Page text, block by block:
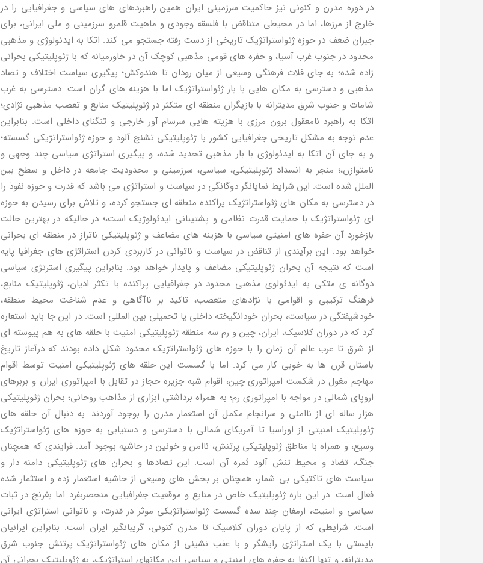
در دوره مدرن و کنونی نیز حاکمیت سرزمینی ایران همین راهبردهای های سیاسی و جغرافیایی را در
خارج از مرزها، اما در محیطی متناقض با فلسقه وجودی و ماهیت قلمرو سرزمینی و ملی ایرانی، برای
جبران ضعف در حوزه ژئواستراتژیک تاریخی از دست رفته جستجو می کند. اتکا به ایدئولوژی و مذهبی
محدود در جنوب غرب آسیا، و حفره های قومی مذهبی کوچک آن در خاورمیانه که با ژئوپلیتیکی بحرانی
زاده شده؛ به جای فلات فرهنگی وسیعی از میان رودان تا هندوکش؛ پیگیری سیاست اختلاف و تضاد
مذهبی و دسترسی به مکان هایی با بار ژئواستراتژیک اما با هزینه های گران است. دسترسی به غرب
شامات و جنوب شرق مدیترانه با بازیگران منطقه ای متکثر در ژئوپلیتیک منابع و تعصب مذهبی نژادی؛
اتکا به راهبرد نامعقول برون مرزی با هزیته هایی سرسام آور خارجی و تنگنای داخلی است. بنابراین
عدم توجه به مشکل تاریخی جغرافیایی کشور با ژئوپلیتیکی تشنج آلود و حوزه ژئواستراتژیکی گسسته؛
و به جای آن اتکا به ایدئولوژی با بار مذهبی تحدید شده، و پیگیری استراتژی سیاسی چند وجهی و
نامتوازن،؛ منجر به انسداد ژئوپلیتیکی، سیاسی، سرزمینی و محدودیت جامعه در داخل و سطح بین
الملل شده است. این شرایط نمایانگر دوگانگی در سیاست و استراتژی می باشد که قدرت و حوزه نفوذ را
در دسترسی به مکان های ژئواستراتژیک پراکنده منطقه ای جستجو کرده، و تلاش برای رسیدن به حوزه
ای ژئواستراتژیک با حمایت قدرت نظامی و پشتیبانی ایدئولوژیک است،؛ در حالیکه در بهترین حالت
بازخورد آن حفره های امنیتی سیاسی با هزینه های مضاعف و ژئوپلیتیکی ناتراز در منطقه ای بحرانی
خواهد بود. این برآیندی از تناقض در سیاست و ناتوانی در کاربردی کردن استراتژی های جغرافیا پایه
است که نتیجه آن بحران ژئوپلیتیکی مضاعف و پایدار خواهد بود. بنابراین پیگیری استرتژی سیاسی
دوگانه ی متکی به ایدئولوی مذهبی محدود در جغرافیایی پراکنده با تکثر ادیان، ژئوپلیتیک منابع،
فرهنگ ترکیبی و اقوامی با نژادهای متعصب، تاکید بر ناآگاهی و عدم شناخت محیط منطقه،
خودشیفتگی در سیاست، بحران خودانگیخته داخلی یا تحمیلی بین المللی است. در این جا باید استعاره
کرد که در دوران کلاسیک، ایران، چین و رم سه منطقه ژئوپلیتیکی امنیت با حلقه های به هم پیوسته ای
از شرق تا غرب عالم آن زمان را با حوزه های ژئواستراتژیک محدود شکل داده بودند که درآغاز تاریخ
باستان قرن ها به خوبی کار می کرد. اما با گسست این حلقه های ژئوپلیتیکی امنیت توسط اقوام
مهاجم مغول در شکست امپراتوری چین، اقوام شبه جزیره حجاز در تقابل با امپراتوری ایران و بربرهای
اروپای شمالی در مواجه با امپراتوری رم؛ به همراه برداشتی ابزاری از مذاهب روحانی؛ بحران ژئوپلیتیکی
هزار ساله ای از ناامنی و سرانجام مکمل آن استعمار مدرن را بوجود آوردند. به دنبال آن حلقه های
ژئوپلیتیک امنیتی از اوراسیا تا آمریکای شمالی با دسترسی و دستیابی به حوزه های ژئواستراتژیک
وسیع، و همراه با مناطق ژئوپلیتیکی پرتنش، ناامن و خونین در حاشیه بوجود آمد. فرایندی که همچنان
جنگ، تضاد و محیط تنش آلود ثمره آن است. این تضادها و بحران های ژئوپلیتیکی دامنه دار و
سیاست های تاکتیکی بی شمار، همچنان بر بخش های وسیعی از حاشیه استعمار زده و استثمار شده
فعال است. در این باره ژئوپلیتیک خاص در منابع و موقعیت جغرافیایی منحصربفرد اما بغرنج در ثبات
سیاسی و امنیت، ارمغان چند سده گسست ژئواستراتژیکی موثر در قدرت، و ناتوانی استراتژی ایرانی
است. شرایطی که از پایان دوران کلاسیک تا مدرن کنونی، گریبانگیر ایران است. بنابراین ایرانیان
بایستی با یک استراتژی رایشگر و با عفب نشینی از مکان های ژئواستراتژیک پرتنش جنوب شرق